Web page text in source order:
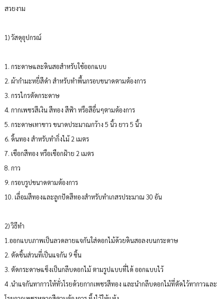
สวยงาม
1) วัสดุอุปกรณ์
1. กระดาษและดินสอสำหรับใช้ออกแบบ
2. ผ้ากำมะหยี่สีดำ สำหรับทำพื้นกรอบขนาดตามต้องการ
3. กรรไกรตัดกระดาษ
4. กากเพชรสีเงิน สีทอง สีฟ้า หรือสีอื่นๆตามต้องการ
5. กระดาษเทาขาว ขนาดประมาณกว้าง 5 นิ้ว ยาว 5 นิ้ว
6. ดิ้นทอง สำหรับทำกิ่งไม้ 2 เมตร
7. เชือกสีทอง หรือเชือกฝ้าย 2 เมตร
8. กาว
9. กรอบรูปขนาดตามต้องการ
10. เลื่อมสีทองและลูกปัดสีทองสำหรับทำเกสรประมาณ 30 อัน
2) วิธีทำ
1.ออกแบบภาพเป็นลวดลายแจกันใส่ดอกไม้ด้วยดินสอลงบนกระดาษ
2. ตัดชิ้นส่วนที่เป็นแจกัน 9 ชิ้น
3. ตัดกระดาษแข็งเป็นกลีบดอกไม้ ตามรูปแบบที่ได้ ออกแบบไว้
4 .นำแจกันทากาวให้ทั่วโรยด้วยกากเพชรสีทอง และนำกลีบดอกไม้ที่ตัดไว้ทากาวและ